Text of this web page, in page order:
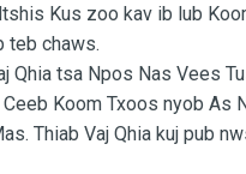
Kus zoo kav ib lub
teb chaws.
Qhia tsa Npos Nas Vees
Koom Txoos nyob As
Thiab Vaj Qhia kuj pub